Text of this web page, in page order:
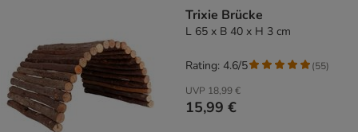
Trixie Brücke
L 65 x B 40 x H 3 cm
UVP 18,99 €
15,99 €
Rating: 4.6/5 (55)